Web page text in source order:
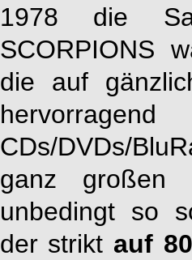
1978 die
SCORPIONS
die auf
CDs/DVDs/
ganz großen
unbedingt so
der strikt auf